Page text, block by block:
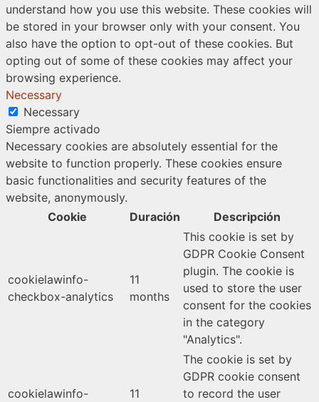
understand how you use this website. These cookies will
be stored in your browser only with your consent. You
also have the option to opt-out of these cookies. But
opting out of some of these cookies may affect your
browsing experience.
Necessary
Necessary
Siempre activado
Necessary cookies are absolutely essential for the
website to function properly. These cookies ensure
basic functionalities and security features of the
website, anonymously.
Cookie
Duración Descripción
cookielawinfo-
checkbox-analytics
11
months
This cookie is set by
GDPR Cookie Consent
plugin. The cookie is
used to store the user
consent for the cookies
in the category
"Analytics".
cookielawinfo-
11
The cookie is set by
GDPR cookie consent
to record the user